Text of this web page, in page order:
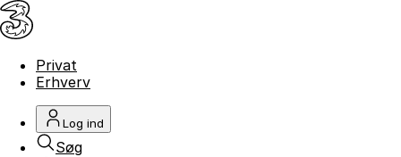
Privat
Erhverv
Log ind
Søg